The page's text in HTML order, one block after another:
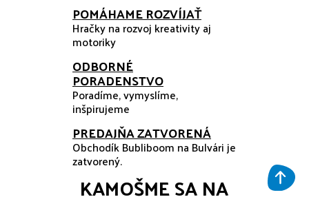
POMÁHAME ROZVÍJAŤ
Hračky na rozvoj kreativity aj
motoriky
ODBORNÉ
PORADENSTVO
Poradíme, vymyslíme,
inšpirujeme
PREDAJŇA ZATVORENÁ
Obchodík Bubliboom na Bulvári je
zatvorený.
KAMOŠME SA NA